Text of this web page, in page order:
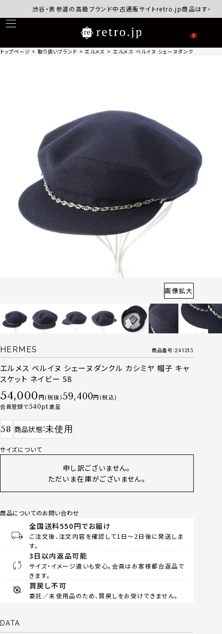
渋谷・表参道の高級ブランド中古通販サイトretro.jp商品はすべて正規
0
トップページ 取り扱いブランド エルメス エルメス ベルイヌ シェーヌダンクル カシミ
画像拡大
HERMES 商品番号 241215
エルメス ベルイヌ シェーヌダンクル カシミヤ 帽子 キャ
スケット ネイビー 58
54,000 税抜 59,400
税込
会員登録で540 進呈
58 商品状態 未使用
サイズについて
申し訳ございません。
ただいま在庫がございません。
商品についてのお問い合わせ
全国送料550円でお届け
ご注文後、注文内容を確認して1日～2日後に発送しま
す。
3日以内返品可能
サイズ・イメージ違いも安心。会員はお客様都合返品で
きます。
買戻し不可
委託／未使用品のため、買戻しをお受けできません。
DATA